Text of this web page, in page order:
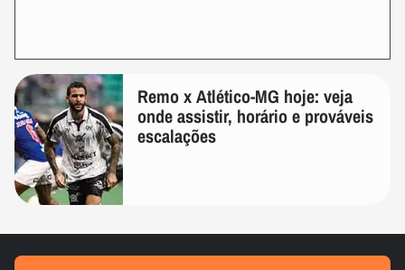
Remo x Atlético-MG hoje: veja
onde assistir, horário e prováveis
escalações